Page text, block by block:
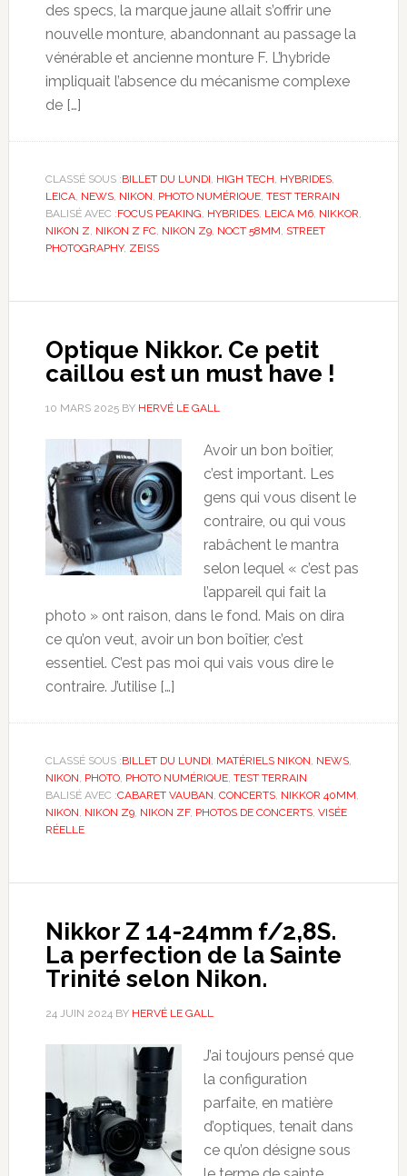
des specs, la marque jaune allait s’offrir une
nouvelle monture, abandonnant au passage la
vénérable et ancienne monture F. L’hybride
impliquait l’absence du mécanisme complexe
de […]
CLASSÉ SOUS :BILLET DU LUNDI HIGH TECH HYBRIDES,
LEICA, NEWS, NIKON PHOTO NUMÉRIQUE, TEST TERRAIN
BALISÉ AVEC :FOCUS PEAKING HYBRIDES, LEICA M6, NIKKOR
NIKON Z NIKON Z FC, NIKON Z9, NOCT 58MM STREET
PHOTOGRAPHY, ZEISS
Optique Nikkor. Ce petit
caillou est un must have !
10 MARS 2025BY HERVÉ LE GALL
Avoir un bon boîtier,
c’est important. Les
gens qui vous disent le
contraire, ou qui vous
rabâchent le mantra
selon lequel « c’est pas
l’appareil qui fait la
photo » ont raison, dans le fond. Mais on dira
ce qu’on veut, avoir un bon boîtier, c’est
essentiel. C’est pas moi qui vais vous dire le
contraire. J’utilise […]
CLASSÉ SOUS :BILLET DU LUNDI MATÉRIELS NIKON NEWS,
NIKON PHOTO, PHOTO NUMÉRIQUE, TEST TERRAIN
BALISÉ AVEC :CABARET VAUBAN CONCERTS, NIKKOR 40MM
NIKON NIKON Z9, NIKON ZF, PHOTOS DE CONCERTS, VISÉE
RÉELLE
Nikkor Z 14-24mm f/2,8S.
La perfection de la Sainte
Trinité selon Nikon.
24 JUIN 2024 BY HERVÉ LE GALL
J’ai toujours pensé que
la configuration
parfaite, en matière
d’optiques, tenait dans
ce qu’on désigne sous